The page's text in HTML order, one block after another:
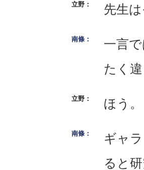
先生
一言
たく
ほう。
ギャ
ると